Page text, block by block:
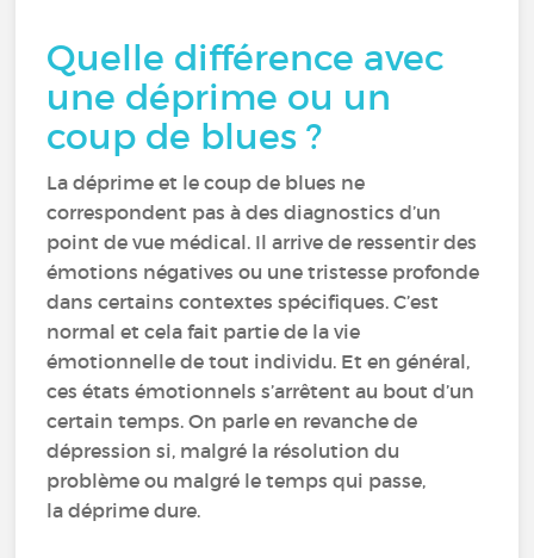
Quelle différence avec
une déprime ou un
coup de blues ?
La déprime et le coup de blues ne
correspondent pas à des diagnostics d’un
point de vue médical. Il arrive de ressentir des
émotions négatives ou une tristesse profonde
dans certains contextes spécifiques. C’est
normal et cela fait partie de la vie
émotionnelle de tout individu. Et en général,
ces états émotionnels s’arrêtent au bout d’un
certain temps. On parle en revanche de
dépression si, malgré la résolution du
problème ou malgré le temps qui passe,
la déprime dure.